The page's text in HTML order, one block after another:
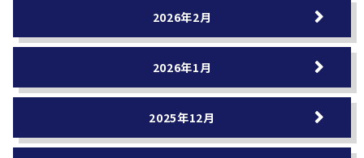
2026年2月
2026年1月
2025年12月